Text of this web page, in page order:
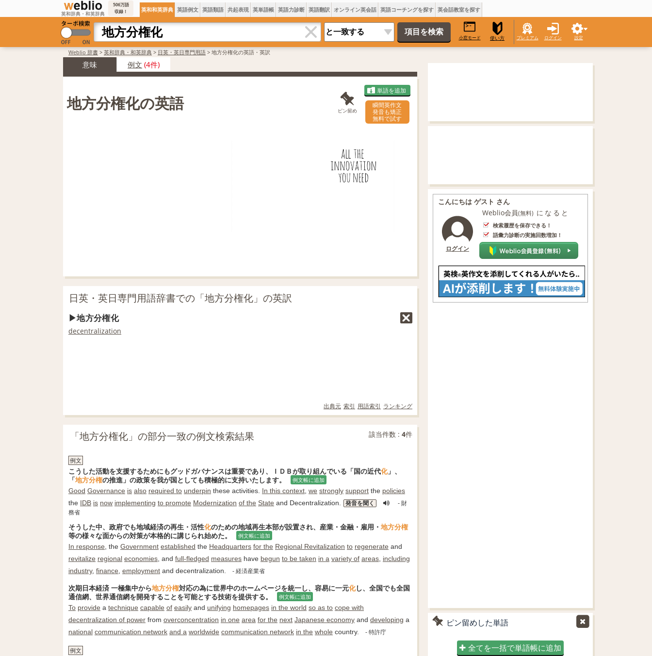
英和辞典・和英辞典
506万語
収録！
英和和英辞典 英語例文 英語類語 共起表現 英単語帳 英語力診断 英語翻訳 オンライン英会話 英語コーチングを探す 英会話教室を探す
小窓モード 使い方 プレミアム ログイン 設定
Weblio 辞書 > 英和辞典・和英辞典 > 日英・英日専門用語 > 地方分権化の英語・英訳
意味 例文 (4件)
地方分権化の英語 ピン留め
単語を追加
瞬間英作文
発音も矯正
無料で試す
日英・英日専門用語辞書での「地方分権化」の英訳
地方分権化
decentralization
出典元 索引 用語索引 ランキング
「地方分権化」の部分一致の例文検索結果 該当件数 : 4件
例文
こうした活動を支援するためにもグッドガバナンスは重要であり、ＩＤＢが取り組んでいる「国の近代化」、
「地方分権の推進」の政策を我が国としても積極的に支持いたします。 例文帳に追加
Good Governance is also required to underpin these activities. In this context we strongly support the policies
the IDB is now implementing to promote Modernization of the State and Decentralization. 発音を聞く
- 財
務省
そうした中、政府でも地域経済の再生・活性化のための地域再生本部が設置され、産業・金融・雇用・ 地方分権
等の様々な面からの対策が本格的に講じられ始めた。
例文帳に追加
In response , the Government established the Headquarters for the Regional Revitalization to regenerate and
revitalize regional economies , and full-fledged measures have begun to be taken in a variety of areas including
industry, finance employment and decentralization. - 経済産業省
次期日本経済 一極集中から地方分権対応の為に世界中のホームページを統一し、容易に一元化し、全国でも全国
通信網、世界通信網を開発することを可能とする技術を提供する。
例文帳に追加
To provide a technique capable of easily and unifying homepages in the world so as to cope with
decentralization of power from overconcentration in one area for the next Japanese economy and developing a
national communication network and a worldwide communication network in the whole country. - 特許庁
例文
こんにちは ゲスト さん
ログイン
Weblio会員(無料) になると
検索履歴を保存できる！
語彙力診断の実施回数増加！
ピン留めした単語
全てを一括で単語帳に追加